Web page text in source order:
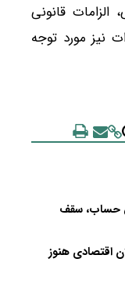
الزامات قانونی
نیز مورد توجه
حساب، سقف
اقتصادی هنوز